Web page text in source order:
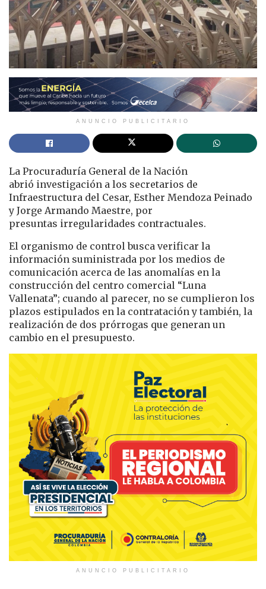
ANUNCIO PUBLICITARIO
La Procuraduría General de la Nación
abrió investigación a los secretarios de
Infraestructura del Cesar, Esther Mendoza Peinado
y Jorge Armando Maestre, por
presuntas irregularidades contractuales.
El organismo de control busca verificar la
información suministrada por los medios de
comunicación acerca de las anomalías en la
construcción del centro comercial “Luna
Vallenata”; cuando al parecer, no se cumplieron los
plazos estipulados en la contratación y también, la
realización de dos prórrogas que generan un
cambio en el presupuesto.
ANUNCIO PUBLICITARIO